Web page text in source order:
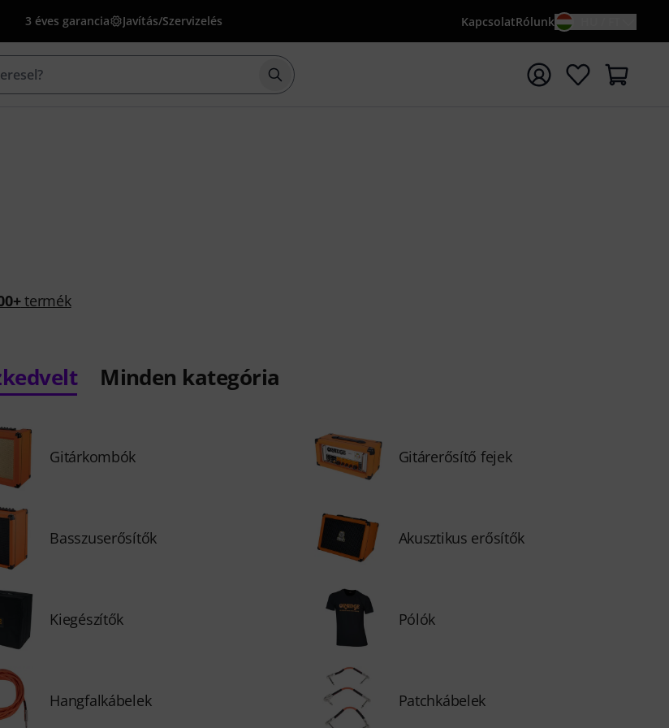
3 éves garancia Javítás/Szervizelés KapcsolatRólunk
Keresés indítása {searchTerm} keresőszóval
termék
Minden kategória
Gitárkombók Gitárerősítő fejek
Basszuserősítők Akusztikus erősítők
Kiegészítők Pólók
Hangfalkábelek Patchkábelek